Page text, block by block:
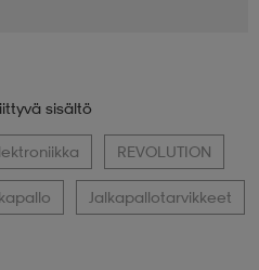
sisältö
REVOLUTION
Jalkapallotarvikkeet